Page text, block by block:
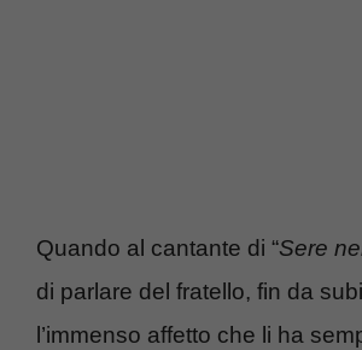
Quando al cantante di “Sere
di parlare del fratello, fin da
l’immenso affetto che li ha